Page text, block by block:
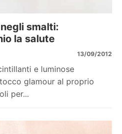
smalti:
la salute
13/09/2012
e luminose
glamour al proprio
per...